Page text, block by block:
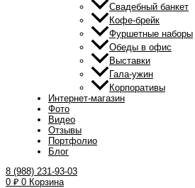
Свадебный банкет
Кофе-брейк
Фуршетные наборы
Обеды в офис
Выставки
Гала-ужин
Корпоративы
Интернет-магазин
Фото
Видео
Отзывы
Портфолио
Блог
8 (988) 231-93-03
0 ₽ 0 Корзина